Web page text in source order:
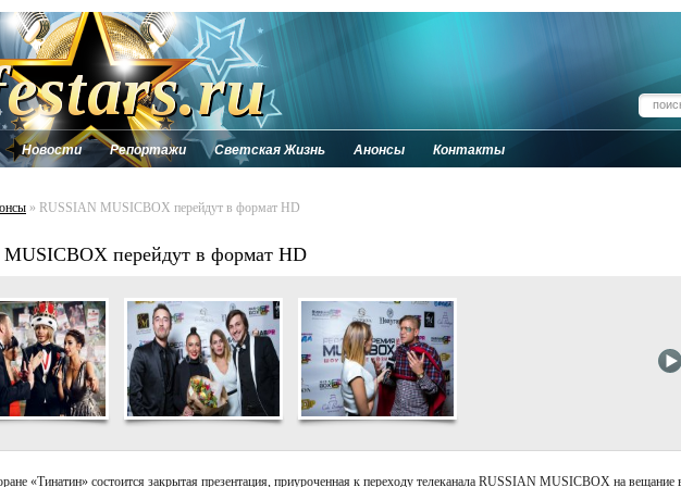
Новости Репортажи Светская Жизнь Анонсы Контакты
» RUSSIAN MUSICBOX перейдут в формат HD
перейдут в формат HD
«Тинатин» состоится закрытая презентация, приуроченная к переходу телеканала RUSSIAN MUSICBOX на вещание